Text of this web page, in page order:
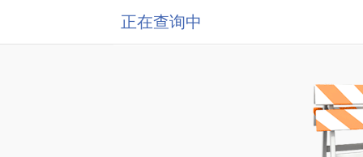
正在查询中